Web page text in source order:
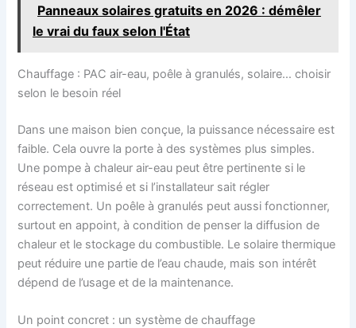
Panneaux solaires gratuits en 2026 : démêler
le vrai du faux selon l'État
Chauffage : PAC air-eau, poêle à granulés, solaire… choisir
selon le besoin réel
Dans une maison bien conçue, la puissance nécessaire est
faible. Cela ouvre la porte à des systèmes plus simples.
Une pompe à chaleur air-eau peut être pertinente si le
réseau est optimisé et si l’installateur sait régler
correctement. Un poêle à granulés peut aussi fonctionner,
surtout en appoint, à condition de penser la diffusion de
chaleur et le stockage du combustible. Le solaire thermique
peut réduire une partie de l’eau chaude, mais son intérêt
dépend de l’usage et de la maintenance.
Un point concret : un système de chauffage